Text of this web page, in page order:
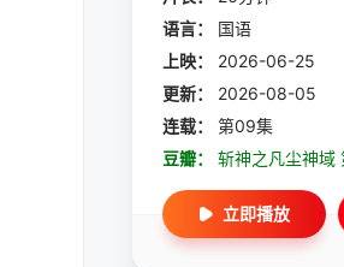
语言：
国语
上映：
2026-06-25
更新：
2026-08-05
连载：
第09集
豆瓣：
斩神之凡尘神域
立即播放